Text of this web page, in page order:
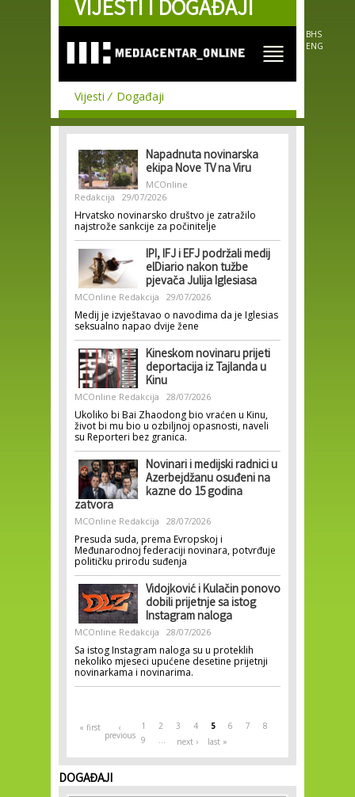
Skip to
main
VIJESTI I DOGAĐAJI
BHS
ENG
Vijesti Događaji
Napadnuta novinarska
ekipa Nove TV na Viru
MCOnline
Redakcija
29/07/2026
Hrvatsko novinarsko društvo je zatražilo
najstrože sankcije za počinitelje
IPI, IFJ i EFJ podržali medij
elDiario nakon tužbe
pjevača Julija Iglesiasa
MCOnline Redakcija 29/07/2026
Medij je izvještavao o navodima da je Iglesias
seksualno napao dvije žene
Kineskom novinaru prijeti
deportacija iz Tajlanda u
Kinu
MCOnline Redakcija 28/07/2026
Ukoliko bi Bai Zhaodong bio vraćen u Kinu,
život bi mu bio u ozbiljnoj opasnosti, naveli
su Reporteri bez granica.
Novinari i medijski radnici u
Azerbejdžanu osuđeni na
kazne do 15 godina
zatvora
MCOnline Redakcija 28/07/2026
Presuda suda, prema Evropskoj i
Međunarodnoj federaciji novinara, potvrđuje
političku prirodu suđenja
Vidojković i Kulačin ponovo
dobili prijetnje sa istog
Instagram naloga
MCOnline Redakcija 28/07/2026
Sa istog Instagram naloga su u proteklih
nekoliko mjeseci upućene desetine prijetnji
novinarkama i novinarima.
Pages
« first ‹
previous
1 2 3 4 5 6 7
8
9
… next › last »
DOGAĐAJI